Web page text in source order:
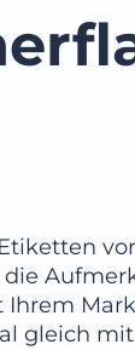
Ihrem
gleich